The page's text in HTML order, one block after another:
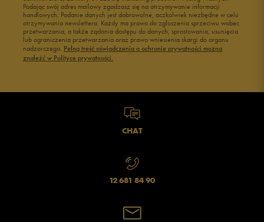
Podając swój adres mailowy zgadzasz się na otrzymywanie informacji
handlowych. Podanie danych jest dobrowolne, aczkolwiek niezbędne w celu
otrzymywania newslettera. Każdy ma prawo do zgłoszenia sprzeciwu wobec
przetwarzania, a także żądania dostępu do danych, sprostowania, usunięcia
lub ograniczenia przetwarzania oraz prawo wniesienia skargi do organu
nadzorczego. Pełną treść oświadczenia o ochronie prywatności można
znaleźć w Polityce prywatności.
CHAT
12 681 84 90